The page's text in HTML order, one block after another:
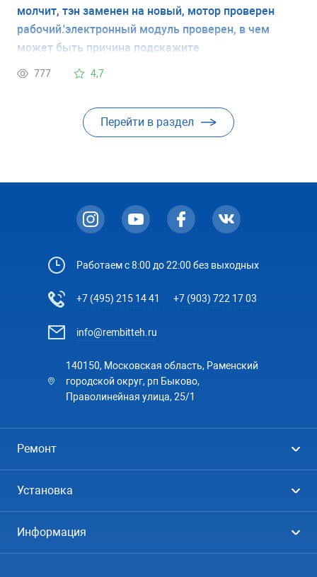
молчит, тэн заменен на новый, мотор проверен
рабочий.'электронный модуль проверен, в чем
может быть причина подскажите
777 4,7
Перейти в раздел
Работаем с 8:00 до 22:00 без выходных
+7 (495) 215 14 41 +7 (903) 722 17 03
info@rembitteh.ru
140150, Московская область, Раменский
городской округ, рп Быково,
Праволинейная улица, 25/1
Ремонт
Посудомоечные машины
Установка
Информация